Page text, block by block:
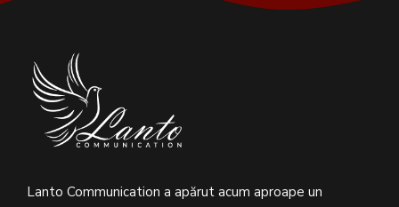
Lanto Communication a apărut acum aproape un